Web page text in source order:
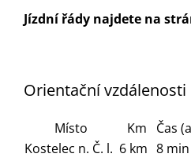
Jízdní řády najdete na
Orientační vzdálenosti
Místo Km Čas
Kostelec n. Č. l. 6 km 8 min